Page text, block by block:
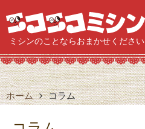
ミシンのことならおまかせください
ホーム コラム